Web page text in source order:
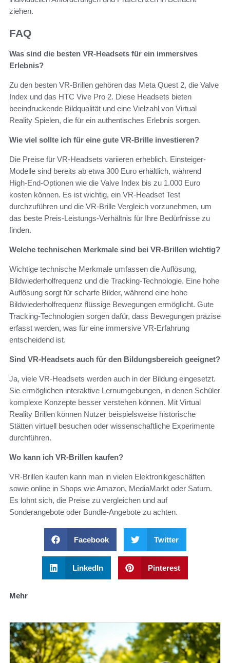
ziehen.
FAQ
Was sind die besten VR-Headsets für ein immersives
Erlebnis?
Zu den besten VR-Brillen gehören das Meta Quest 2, die Valve
Index und das HTC Vive Pro 2. Diese Headsets bieten
beeindruckende Bildqualität und eine Vielzahl von Virtual
Reality Spielen, die für ein authentisches Erlebnis sorgen.
Wie viel sollte ich für eine gute VR-Brille investieren?
Die Preise für VR-Headsets variieren erheblich. Einsteiger-
Modelle sind bereits ab etwa 300 Euro erhältlich, während
High-End-Optionen wie die Valve Index bis zu 1.000 Euro
kosten können. Es ist wichtig, ein VR-Headset Test
durchzuführen und die VR-Brille Vergleich vorzunehmen, um
das beste Preis-Leistungs-Verhältnis für Ihre Bedürfnisse zu
finden.
Welche technischen Merkmale sind bei VR-Brillen wichtig?
Wichtige technische Merkmale umfassen die Auflösung,
Bildwiederholfrequenz und die Tracking-Technologie. Eine hohe
Auflösung sorgt für scharfe Bilder, während eine hohe
Bildwiederholfrequenz flüssige Bewegungen ermöglicht. Gute
Tracking-Technologien sorgen dafür, dass Bewegungen präzise
erfasst werden, was für eine immersive VR-Erfahrung
entscheidend ist.
Sind VR-Headsets auch für den Bildungsbereich geeignet?
Ja, viele VR-Headsets werden auch in der Bildung eingesetzt.
Sie ermöglichen interaktive Lernumgebungen, in denen Schüler
komplexe Konzepte besser verstehen können. Mit Virtual
Reality Brillen können Nutzer beispielsweise historische
Stätten virtuell besuchen oder wissenschaftliche Experimente
durchführen.
Wo kann ich VR-Brillen kaufen?
VR-Brillen kaufen kann man in vielen Elektronikgeschäften
sowie online in Shops wie Amazon, MediaMarkt oder Saturn.
Es lohnt sich, die Preise zu vergleichen und auf
Sonderangebote oder Bundle-Angebote zu achten.
Facebook Twitter
LinkedIn Pinterest
Mehr